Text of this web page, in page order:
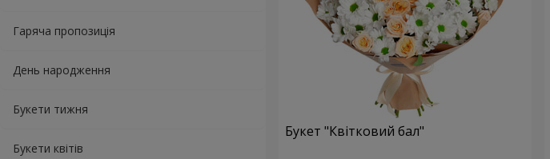
Гаряча пропозиція
День народження
Букети тижня
Букети квітів
Букет "Квітковий бал"